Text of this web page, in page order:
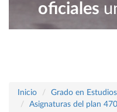
oficiales
Inicio
Grado en
Asignaturas del plan 470